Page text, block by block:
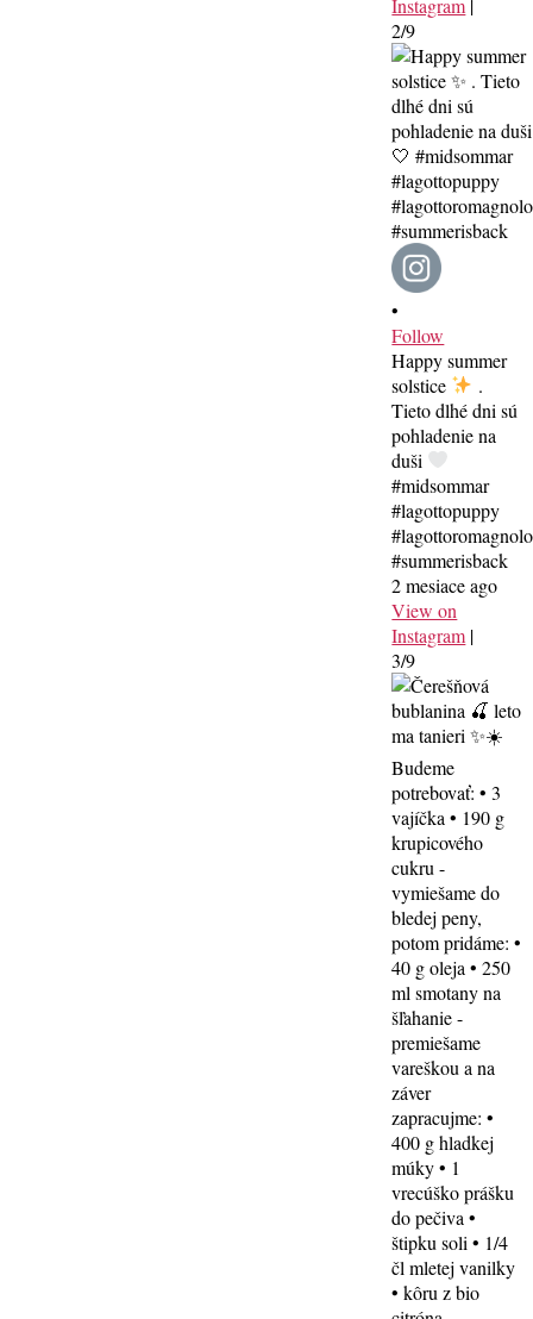
Instagram |
2/9
•
Follow
Happy summer
solstice
.
Tieto dlhé dni sú
pohladenie na
duši
#midsommar
#lagottopuppy
#lagottoromagnolo
#summerisback
2 mesiace ago
View on
Instagram |
3/9